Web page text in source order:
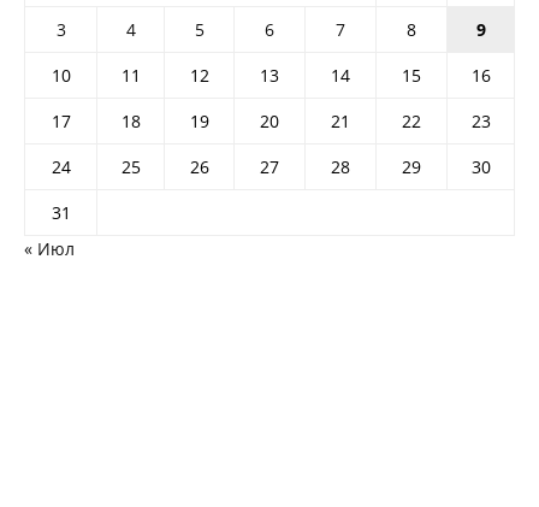
3
4 5 6 7 8
9
10
11 12 13 14 15
16
17
18 19 20 21 22
23
24
25 26 27 28 29
30
31
« Июл